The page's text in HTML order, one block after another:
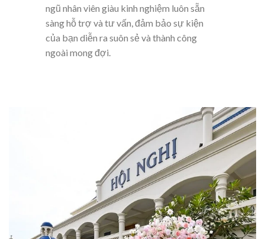
ngũ nhân viên giàu kinh nghiệm luôn sẵn
sàng hỗ trợ và tư vấn, đảm bảo sự kiện
của bạn diễn ra suôn sẻ và thành công
ngoài mong đợi.